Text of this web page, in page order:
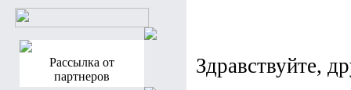
Рассылка от
партнеров
Здравствуйте,